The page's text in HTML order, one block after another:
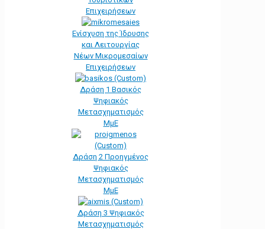
Επιχειρήσεων
Ενίσχυση της Ίδρυσης
και Λειτουργίας
Νέων Μικρομεσαίων
Επιχειρήσεων
Δράση 1 Βασικός
Ψηφιακός
Μετασχηματισμός
ΜμΕ
Δράση 2 Προηγμένος
Ψηφιακός
Μετασχηματισμός
ΜμΕ
Δράση 3 Ψηφιακός
Μετασχηματισμός